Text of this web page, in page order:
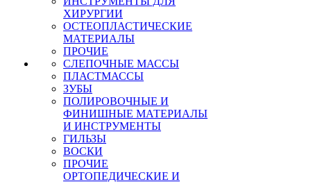
ХИРУРГИИ
ОСТЕОПЛАСТИЧЕСКИЕ
МАТЕРИАЛЫ
ПРОЧИЕ
СЛЕПОЧНЫЕ МАССЫ
ПЛАСТМАССЫ
ЗУБЫ
ПОЛИРОВОЧНЫЕ И
ФИНИШНЫЕ МАТЕРИАЛЫ
И ИНСТРУМЕНТЫ
ГИЛЬЗЫ
ВОСКИ
ПРОЧИЕ
ОРТОПЕДИЧЕСКИЕ И